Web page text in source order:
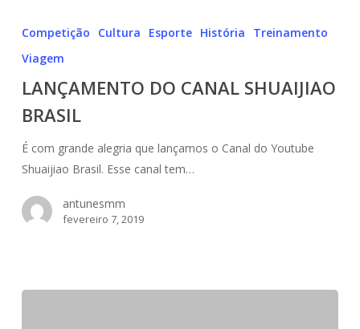
SHUAIJIAO
BRASIL
Competição Cultura Esporte História
Treinamento
Viagem
LANÇAMENTO DO CANAL SHUAIJIAO
BRASIL
É com grande alegria que lançamos o Canal do Youtube
Shuaijiao Brasil. Esse canal tem…
antunesmm
fevereiro 7, 2019